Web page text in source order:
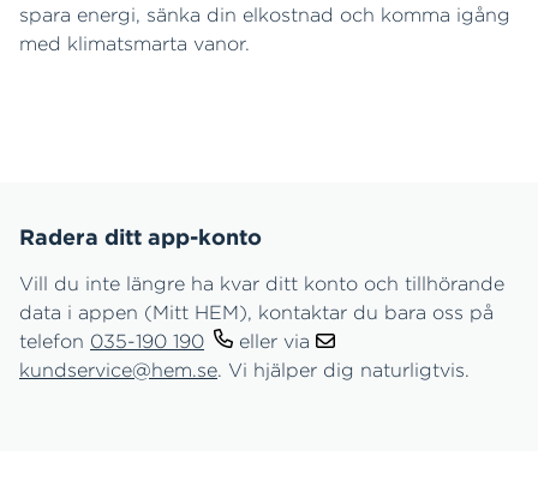
spara energi, sänka din elkostnad och komma igång
med klimatsmarta vanor.
Radera ditt app-konto
Vill du inte längre ha kvar ditt konto och tillhörande
data i appen (Mitt HEM), kontaktar du bara oss på
telefon 035-190 190
eller via
kundservice@hem.se. Vi hjälper dig naturligtvis.